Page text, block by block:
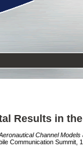
Results in
Channel
Communication Summit,